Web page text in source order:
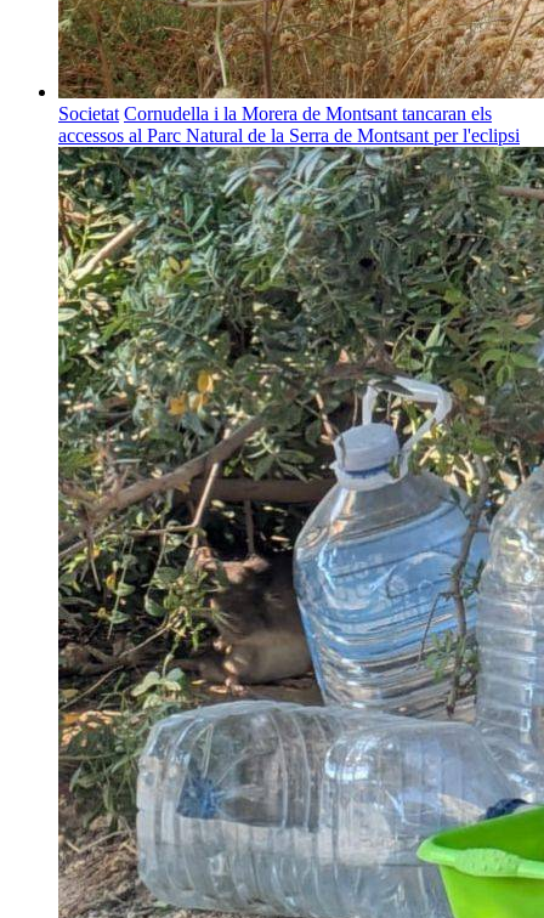
Societat Cornudella i la Morera de Montsant tancaran els
accessos al Parc Natural de la Serra de Montsant per l'eclipsi